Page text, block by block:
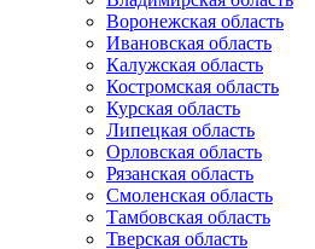
Воронежская область
Ивановская область
Калужская область
Костромская область
Курская область
Липецкая область
Орловская область
Рязанская область
Смоленская область
Тамбовская область
Тверская область